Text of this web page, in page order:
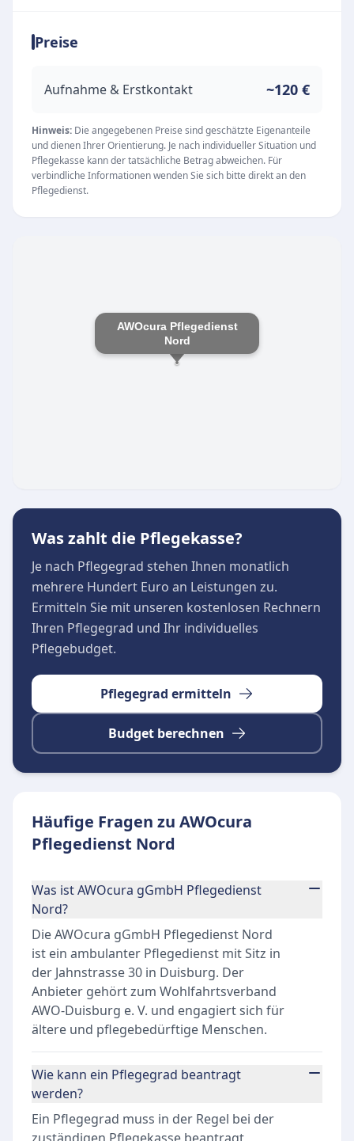
Umgebung Unterstützung benötigen. Mit einem
Gerechtigkeit und Toleranz sorgt das
ein würdevolles und selbstbestimmtes Leben
führen können.
Unsere Leistungen
Als spezialisierter ambulanter Pflegedienst
bietet die Einrichtung umfassende Hilfe im
Individuelle Beratung für Seniorinnen und
Senioren sowie deren Angehörige
Unterstützung bei der Alltagsbewältigung und
freitags von 08:00 bis 14:30 Uhr besetzt. In
dieser Zeit stehen die Mitarbeiterinnen und
Mitarbeiter für persönliche Anliegen und
umfassende Beratungen zur Verfügung.
Preise
Aufnahme & Erstkontakt ~120 €
Hinweis: Die angegebenen Preise sind geschätzte Eigenanteile
und dienen Ihrer Orientierung. Je nach individueller Situation und
Pflegekasse kann der tatsächliche Betrag abweichen. Für
verbindliche Informationen wenden Sie sich bitte direkt an den
Pflegedienst.
AWOcura Pflegedienst
Nord
Was zahlt die Pflegekasse?
Je nach Pflegegrad stehen Ihnen monatlich
mehrere Hundert Euro an Leistungen zu.
Ermitteln Sie mit unseren kostenlosen Rechnern
Ihren Pflegegrad und Ihr individuelles
Pflegebudget.
Pflegegrad ermitteln
Budget berechnen
Häufige Fragen zu AWOcura
Pflegedienst Nord
Was ist AWOcura gGmbH Pflegedienst
Nord?
Die AWOcura gGmbH Pflegedienst Nord
ist ein ambulanter Pflegedienst mit Sitz in
der Jahnstrasse 30 in Duisburg. Der
Anbieter gehört zum Wohlfahrtsverband
AWO-Duisburg e. V. und engagiert sich für
ältere und pflegebedürftige Menschen.
Wie kann ein Pflegegrad beantragt
werden?
Ein Pflegegrad muss in der Regel bei der